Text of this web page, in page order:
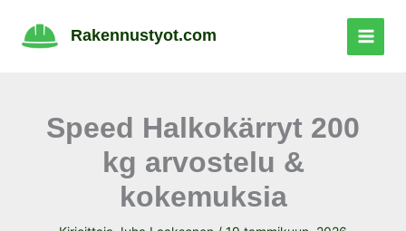
sisältöön
Rakennustyot.com
Speed Halkokärryt 200
kg arvostelu &
kokemuksia